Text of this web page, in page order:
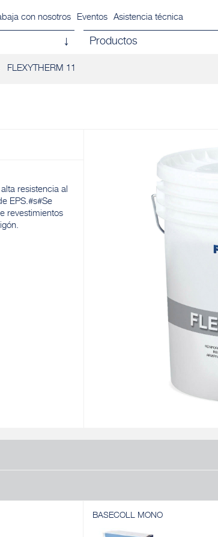
con nosotros Eventos Asistencia técnica
Productos
FLEXYTHERM 11
resistencia al
EPS.#s#Se
revestimientos
BASECOLL MONO